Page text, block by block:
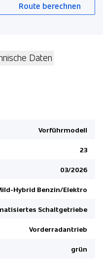
Route berechnen
Daten
Vorführmodell
23
03/2026
Hybrid Benzin/Elektro
Schaltgetriebe
Vorderradantrieb
grün